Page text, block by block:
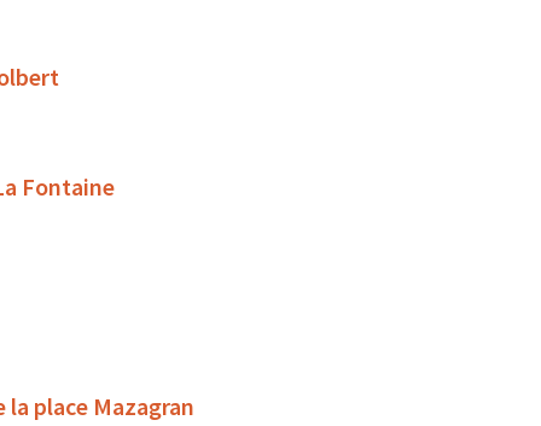
Fontaine
place Mazagran